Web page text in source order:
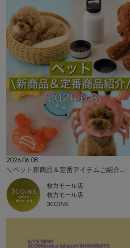
2026.06.08
枚方モール店
枚方モール店
3COINS